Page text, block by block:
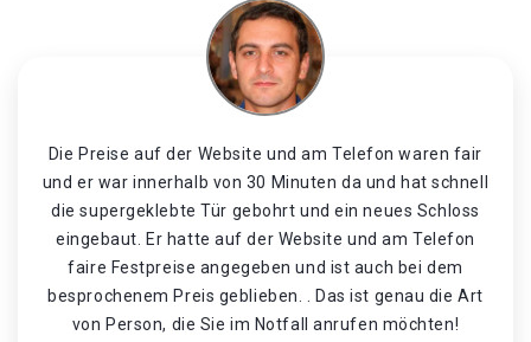
Die Preise auf der Website und am Telefon waren fair
und er war innerhalb von 30 Minuten da und hat schnell
die supergeklebte Tür gebohrt und ein neues Schloss
eingebaut. Er hatte auf der Website und am Telefon
faire Festpreise angegeben und ist auch bei dem
besprochenem Preis geblieben. . Das ist genau die Art
von Person, die Sie im Notfall anrufen möchten!